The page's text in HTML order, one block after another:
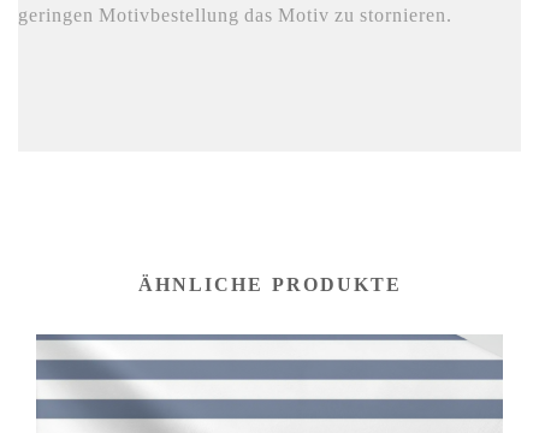
geringen Motivbestellung das Motiv zu stornieren.
ÄHNLICHE PRODUKTE